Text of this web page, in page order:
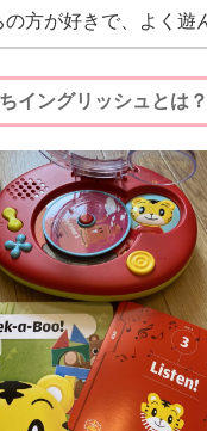
の方が好きで、よく遊
イングリッシュとは？